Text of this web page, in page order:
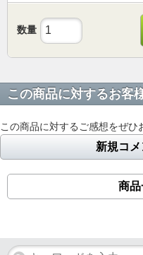
数量
この商品に対するお客
この商品に対するご感想をぜひ
新規コ
商品